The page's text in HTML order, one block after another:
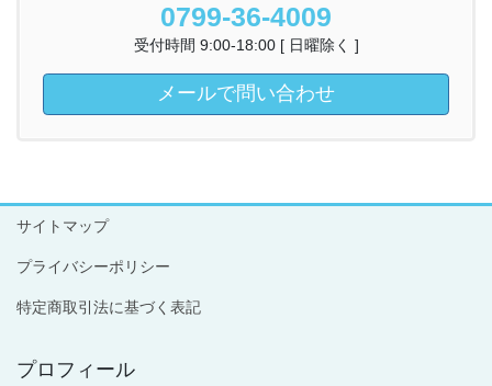
0799-36-4009
受付時間 9:00-18:00 [ 日曜除く ]
メールで問い合わせ
サイトマップ
プライバシーポリシー
特定商取引法に基づく表記
プロフィール